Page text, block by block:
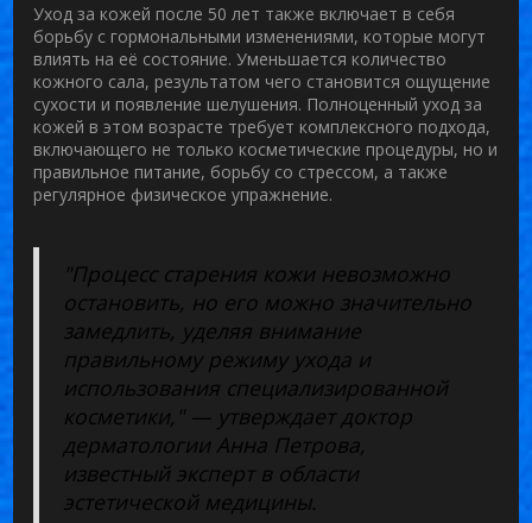
Уход за кожей после 50 лет также включает в себя
борьбу с гормональными изменениями, которые могут
влиять на её состояние. Уменьшается количество
кожного сала, результатом чего становится ощущение
сухости и появление шелушения. Полноценныйуход за
кожей в этом возрасте требует комплексного подхода,
включающего не только косметические процедуры, но и
правильное питание, борьбу со стрессом, а также
регулярное физическое упражнение.
"Процесс старения кожи невозможно
остановить, но его можно значительно
замедлить, уделяя внимание
правильному режиму ухода и
использования специализированной
косметики," — утверждает доктор
дерматологии Анна Петрова,
известный эксперт в области
эстетической медицины.